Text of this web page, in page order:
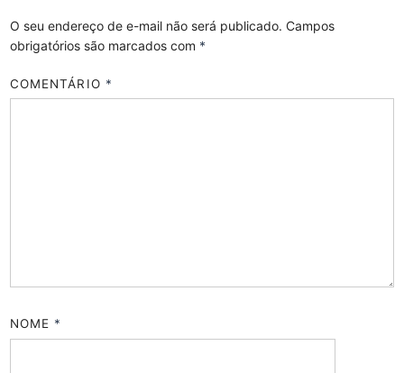
O seu endereço de e-mail não será publicado. Campos
obrigatórios são marcados com *
COMENTÁRIO *
NOME *